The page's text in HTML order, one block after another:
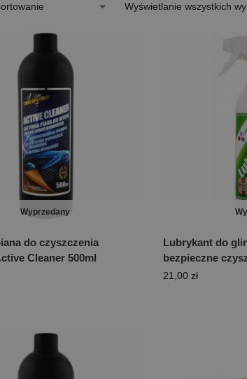
Wyświetlanie wszystkich
Wyprzedany
do czyszczenia
Cleaner 500ml
Lubrykant do
bezpieczne
21,00 zł